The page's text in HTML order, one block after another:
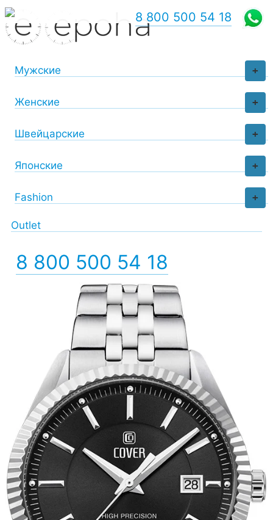
+
Мужские
+
Женские
+
Швейцарские
+
Японские
+
Fashion
Outlet
8 800 500 54 18
8 800 500 54 18